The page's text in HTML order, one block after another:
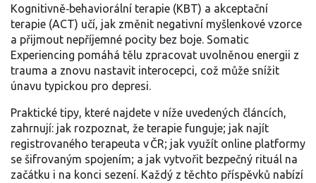
Kognitivně‑behaviorální terapie (KBT) a akceptační
terapie (ACT) učí, jak změnit negativní myšlenkové vzorce
a přijmout nepříjemné pocity bez boje. Somatic
Experiencing pomáhá tělu zpracovat uvolněnou energii z
trauma a znovu nastavit interocepci, což může snížit
únavu typickou pro depresi.
Praktické tipy, které najdete v níže uvedených článcích,
zahrnují: jak rozpoznat, že terapie funguje; jak najít
registrovaného terapeuta v ČR; jak využít online platformy
se šifrovaným spojením; a jak vytvořit bezpečný rituál na
začátku i na konci sezení. Každý z těchto příspěvků nabízí